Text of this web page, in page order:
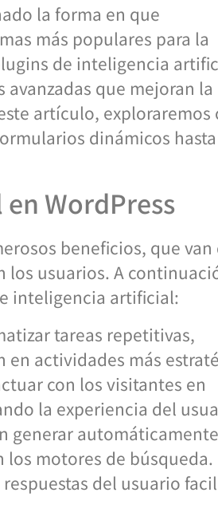
la forma en que
más populares para la
de inteligencia
que mejoran la
artículo, exploraremos
dinámicos hasta
WordPress
beneficios, que van
los usuarios. A
inteligencia artificial:
tareas repetitivas,
actividades más
con los visitantes en
la experiencia del
generar automáticamente
los motores de búsqueda.
del usuario